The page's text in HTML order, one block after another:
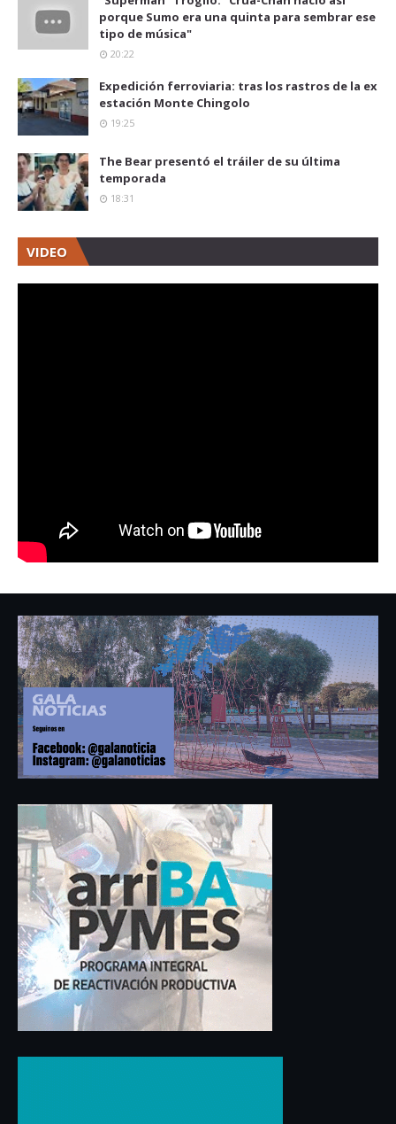
porque Sumo era una quinta para sembrar ese
tipo de música"
20:22
Expedición ferroviaria: tras los rastros de la ex
estación Monte Chingolo
19:25
The Bear presentó el tráiler de su última
temporada
18:31
VIDEO